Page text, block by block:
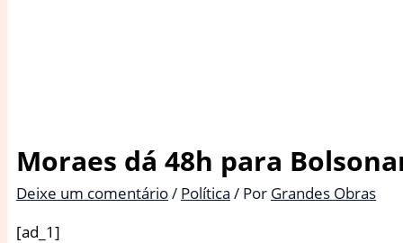
Moraes dá 48h para
Deixe um comentário/ Política / Por Grandes Obras
[ad_1]